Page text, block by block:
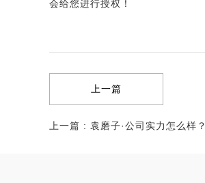
会给您进行授权！
上一篇
上一篇 : 袁磨子·公司实力怎么样？